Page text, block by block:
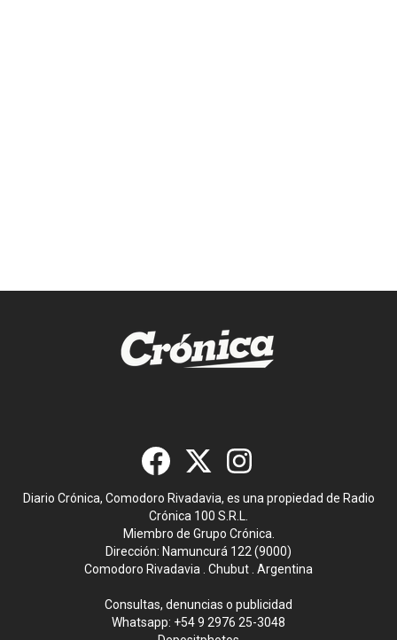
Diario Crónica, Comodoro Rivadavia, es una propiedad de Radio
Crónica 100 S.R.L.
Miembro de Grupo Crónica.
Dirección: Namuncurá 122 (9000)
Comodoro Rivadavia . Chubut . Argentina
Consultas, denuncias o publicidad
Whatsapp: +54 9 2976 25-3048